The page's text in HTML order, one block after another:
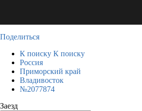
Поделиться
К поиску К поиску
Россия
Приморский край
Владивосток
№2077874
Заезд